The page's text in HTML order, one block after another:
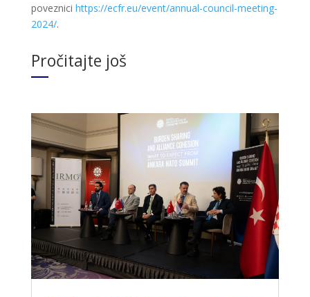
poveznici https://ecfr.eu/event/annual-council-meeting-
2024/.
Pročitajte još